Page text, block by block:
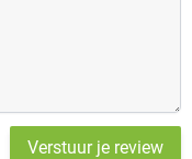
Verstuur je review